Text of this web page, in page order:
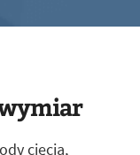
cięcia,